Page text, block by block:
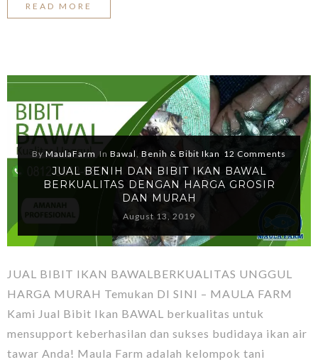
READ MORE
By MaulaFarm In Bawal Benih & Bibit Ikan 12 Comments
JUAL BENIH DAN BIBIT IKAN BAWAL
BERKUALITAS DENGAN HARGA GROSIR
DAN MURAH
August 13, 2019
JUAL BIBIT IKAN BAWALBERKUALITAS UNGGUL
HARGA MURAH Temukan DI SINI – MAULA FARM
Kami Jual Bibit Ikan BAWAL berkualitas untuk
mensupport keberhasilan dan sukses budidaya ikan air
tawar Anda! Maula Farm adalah kelompok tani